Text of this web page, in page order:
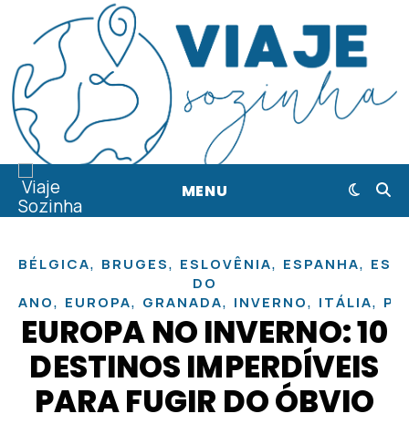
MENU
BÉLGICA, BRUGES, ESLOVÊNIA, ESPANHA,
DO
ANO, EUROPA, GRANADA, INVERNO, ITÁLIA,
EUROPA NO INVERNO: 10
DESTINOS IMPERDÍVEIS
PARA FUGIR DO ÓBVIO